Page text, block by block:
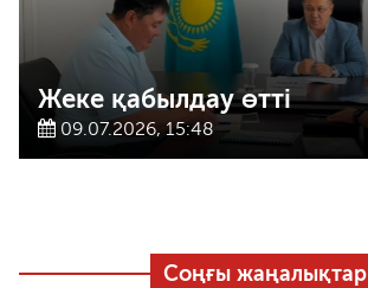
Жеке қабылдау өтті
09.07.2026, 15:48
Соңғы жаңалықтар